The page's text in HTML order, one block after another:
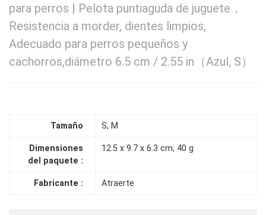
para perros | Pelota puntiaguda de juguete，
Resistencia a morder, dientes limpios,
Adecuado para perros pequeños y
cachorros,diámetro 6.5 cm / 2.55 in（Azul, S）
Tamaño S, M
Dimensiones
del paquete :
12.5 x 9.7 x 6.3 cm; 40 g
Fabricante : Atraerte